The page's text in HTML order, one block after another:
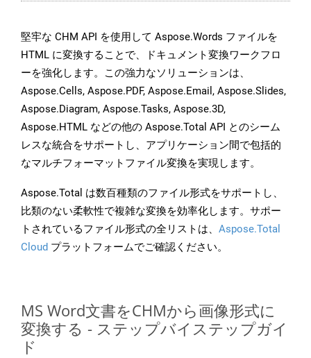
堅牢な CHM API を使用して Aspose.Words ファイルを
HTML に変換することで、ドキュメント変換ワークフロ
ーを強化します。この強力なソリューションは、
Aspose.Cells, Aspose.PDF, Aspose.Email, Aspose.Slides,
Aspose.Diagram, Aspose.Tasks, Aspose.3D,
Aspose.HTML などの他の Aspose.Total API とのシーム
レスな統合をサポートし、アプリケーション間で包括的
なマルチフォーマットファイル変換を実現します。
Aspose.Total は数百種類のファイル形式をサポートし、
比類のない柔軟性で複雑な変換を効率化します。サポー
トされているファイル形式の全リストは、 Aspose.Total
Cloud プラットフォームでご確認ください。
MS Word文書をCHMから画像形式に
変換する - ステップバイステップガイ
ド